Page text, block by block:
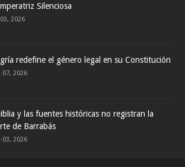
Silenciosa
2026
redefine el género legal en su Constitución
07, 2026
y las fuentes históricas no registran la
de Barrabás
03, 2026